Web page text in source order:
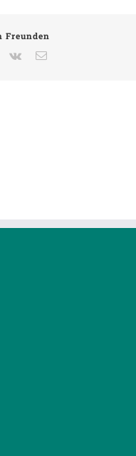
Freunden
TumblrVk
E-